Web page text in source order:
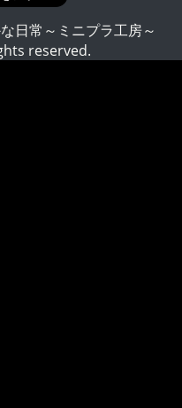
日常～ミニプラ工房～
reserved.